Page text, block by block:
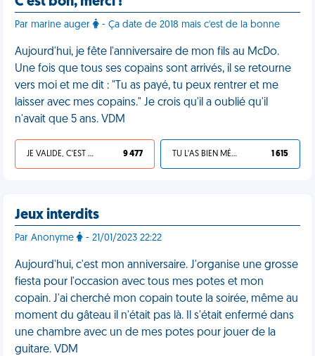
Par marine auger - Ça date de 2018 mais c'est de la bonne
Aujourd'hui, je fête l'anniversaire de mon fils au McDo.
Une fois que tous ses copains sont arrivés, il se retourne
vers moi et me dit : "Tu as payé, tu peux rentrer et me
laisser avec mes copains." Je crois qu'il a oublié qu'il
n'avait que 5 ans. VDM
JE VALIDE, C'EST UNE VDM 9 477 TU L'AS BIEN MÉRITÉ 1 615
Jeux interdits
Par Anonyme - 21/01/2023 22:22
Aujourd'hui, c'est mon anniversaire. J'organise une grosse
fiesta pour l'occasion avec tous mes potes et mon
copain. J'ai cherché mon copain toute la soirée, même au
moment du gâteau il n'était pas là. Il s'était enfermé dans
une chambre avec un de mes potes pour jouer de la
guitare. VDM